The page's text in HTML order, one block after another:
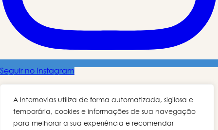
A Internovias utiliza de forma automatizada, sigilosa e
temporária, cookies e informações de sua navegação
para melhorar a sua experiência e recomendar
Seguir no Instagram